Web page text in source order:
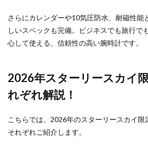
さらにカレンダーや10気圧防水、耐磁性能
しいスペックも完備。ビジネスでも旅行で
心して使える、信頼性の高い腕時計です。
2026年スターリースカイ
れぞれ解説！
こちらでは、2026年のスターリースカイ限
それぞれご紹介します。